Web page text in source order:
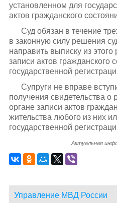
установленном для
актов гражданского
Суд обязан в течение
в законную силу решения
направить выписку из
записи актов гражданского
государственной
Супруги не вправе
получения свидетельства о
органе записи актов
жительства любого из них
государственной
Актуальная
Управление МВД России